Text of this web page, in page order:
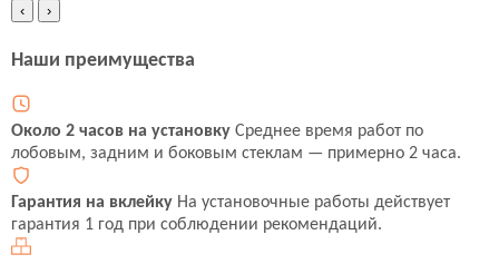
‹ ›
Наши преимущества
Около 2 часов на установку Среднее время работ по
лобовым, задним и боковым стеклам — примерно 2 часа.
Гарантия на вклейку На установочные работы действует
гарантия 1 год при соблюдении рекомендаций.